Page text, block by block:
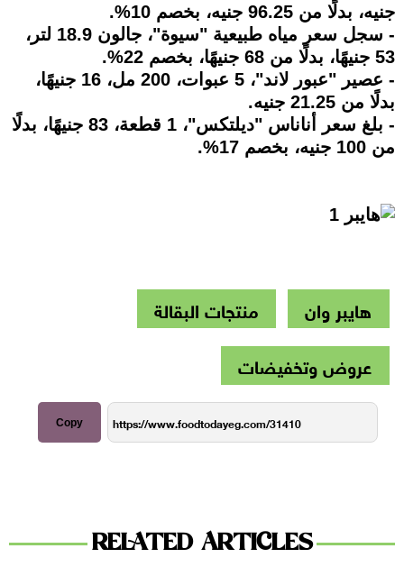
جنيه، بدلًا من 96.25 جنيه، بخصم 10%.
- سجل سعر مياه طبيعية "سيوة"، جالون 18.9 لتر،
53 جنيهًا، بدلًا من 68 جنيهًا، بخصم 22%.
- عصير "عبور لاند"، 5 عبوات، 200 مل، 16 جنيهًا،
بدلًا من 21.25 جنيه.
- بلغ سعر أناناس "ديلتكس"، 1 قطعة، 83 جنيهًا، بدلًا
من 100 جنيه، بخصم 17%.
هايبر وان
منتجات البقالة
عروض وتخفيضات
Copy
RELATED ARTICLES